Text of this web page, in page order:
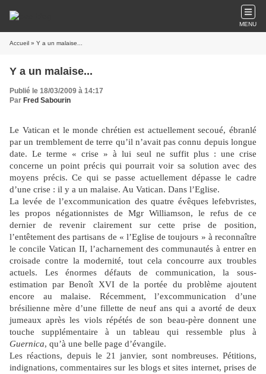
MENU
Accueil » Y a un malaise...
Y a un malaise...
Publié le 18/03/2009 à 14:17
Par Fred Sabourin
Le Vatican et le monde chrétien est actuellement secoué, ébranlé
par un tremblement de terre qu’il n’avait pas connu depuis longue
date. Le terme « crise » à lui seul ne suffit plus : une crise
concerne un point précis qui pourrait voir sa solution avec des
moyens précis. Ce qui se passe actuellement dépasse le cadre
d’une crise : il y a un malaise. Au Vatican. Dans l’Eglise.
La levée de l’excommunication des quatre évêques lefebvristes,
les propos négationnistes de Mgr Williamson, le refus de ce
dernier de revenir clairement sur cette prise de position,
l’entêtement des partisans de « l’Eglise de toujours » à reconnaître
le concile Vatican II, l’acharnement des communautés à entrer en
croisade contre la modernité, tout cela concourre aux troubles
actuels. Les énormes défauts de communication, la sous-
estimation par Benoît XVI de la portée du problème ajoutent
encore au malaise. Récemment, l’excommunication d’une
brésilienne mère d’une fillette de neuf ans qui a avorté de deux
jumeaux après les viols répétés de son beau-père donnent une
touche supplémentaire à un tableau qui ressemble plus à
Guernica, qu’à une belle page d’évangile.
Les réactions, depuis le 21 janvier, sont nombreuses. Pétitions,
indignations, commentaires sur les blogs et sites internet, prises de